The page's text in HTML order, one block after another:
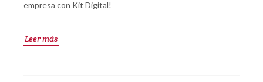
empresa con Kit Digital!
Leer más